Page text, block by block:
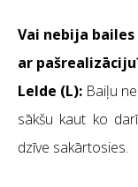
Vai nebija
ar
Lelde (L): Baiļu
sākšu kaut ko
dzīve sakārtosies.